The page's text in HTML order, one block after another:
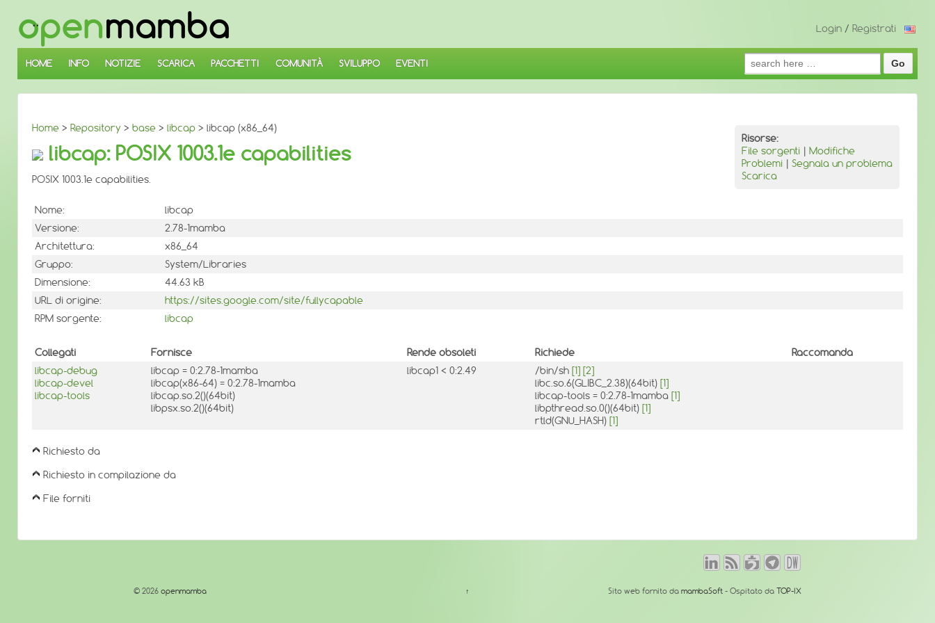
SALTA
AL
CONTENUTO
PRINCIPALE
Login / Registrati
HOME INFO NOTIZIE SCARICA PACCHETTI COMUNITÀ SVILUPPO EVENTI
Search
for:
Home > Repository > base > libcap > libcap (x86_64)
Risorse:
File sorgenti | Modifiche
Problemi | Segnala un problema
Scarica
libcap: POSIX 1003.1e capabilities
POSIX 1003.1e capabilities.
Nome:
libcap
Versione:
2.78-1mamba
Architettura:
x86_64
Gruppo:
System/Libraries
Dimensione:
44.63 kB
URL di origine:
https://sites.google.com/site/fullycapable
RPM sorgente:
libcap
Collegati Fornisce Rende obsoleti Richiede
Raccomanda
libcap-debug
libcap-devel
libcap-tools
libcap = 0:2.78-1mamba
libcap(x86-64) = 0:2.78-1mamba
libcap.so.2()(64bit)
libpsx.so.2()(64bit)
libcap1 < 0:2.49 /bin/sh [1] [2]
libc.so.6(GLIBC_2.38)(64bit) [1]
libcap-tools = 0:2.78-1mamba [1]
libpthread.so.0()(64bit) [1]
rtld(GNU_HASH) [1]
Richiesto da
Richiesto in compilazione da
File forniti
© 2026 openmamba ↑ Sito web fornito da mambaSoft- Ospitato da TOP-IX